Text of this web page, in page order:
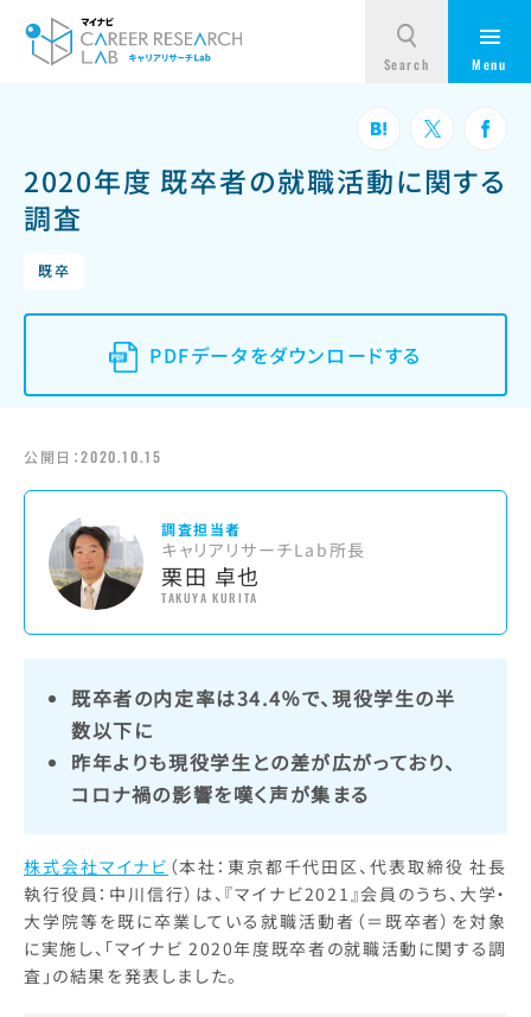
2020年度 既卒者の就職活動に関する
調査
既卒
PDFデータをダウンロードする
公開日：2020.10.15
調査担当者
キャリアリサーチLab所長
栗田 卓也
TAKUYA KURITA
既卒者の内定率は34.4％で、現役学生の半
数以下に
昨年よりも現役学生との差が広がっており、
コロナ禍の影響を嘆く声が集まる
株式会社マイナビ （本社：東京都千代田区、代表取締役 社長
執行役員：中川信行）は、『マイナビ2021』会員のうち、大学・
大学院等を既に卒業している就職活動者（＝既卒者）を対象
に実施し、「マイナビ 2020年度既卒者の就職活動に関する調
査」の結果を発表しました。